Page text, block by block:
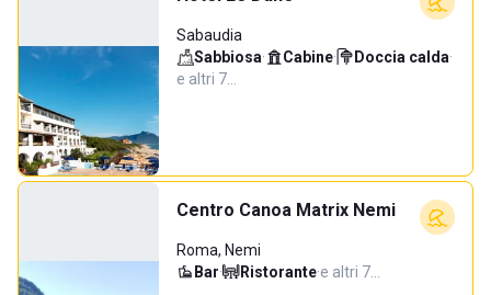
Sabaudia
Sabbiosa· Cabine· Doccia calda·
e altri 7…
Centro Canoa Matrix Nemi
Roma, Nemi
Bar· Ristorante·e altri 7…